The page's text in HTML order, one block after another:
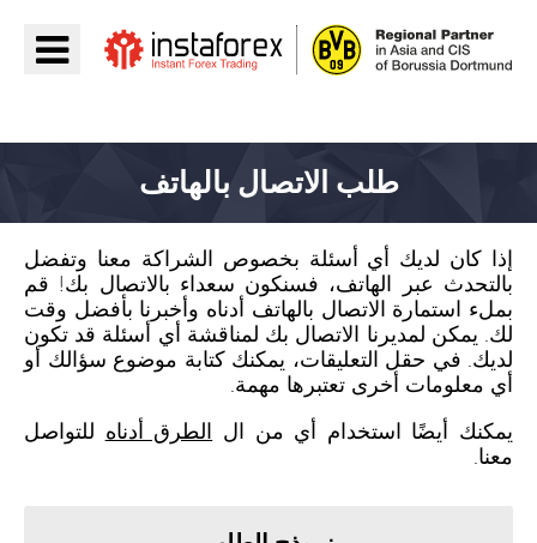
طلب الاتصال بالهاتف
إذا كان لديك أي أسئلة بخصوص الشراكة معنا وتفضل
بالتحدث عبر الهاتف، فسنكون سعداء بالاتصال بك! قم
بملء استمارة الاتصال بالهاتف أدناه وأخبرنا بأفضل وقت
لك. يمكن لمديرنا الاتصال بك لمناقشة أي أسئلة قد تكون
لديك. في حقل التعليقات، يمكنك كتابة موضوع سؤالك أو
أي معلومات أخرى تعتبرها مهمة.
يمكنك أيضًا استخدام أي من ال الطرق أدناه للتواصل
معنا.